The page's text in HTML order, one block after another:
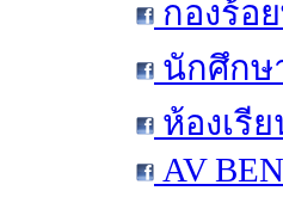
กองร้อ
นักศึกษ
ห้องเรี
AV